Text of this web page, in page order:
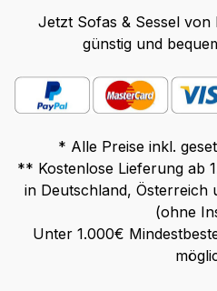
Jetzt Sofas & Sessel
günstig und
* Alle Preise inkl.
** Kostenlose Lieferung ab
in Deutschland, Österreich
(ohne
Unter 1.000€